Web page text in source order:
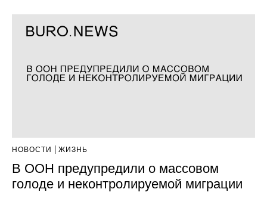
НОВОСТИ ЖИЗНЬ
В ООН предупредили о массовом
голоде и неконтролируемой миграции